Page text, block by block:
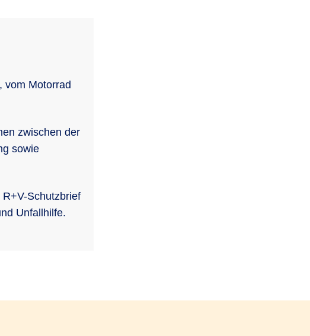
vom Motorrad
zwischen der
sowie
R+V-Schutzbrief
Unfallhilfe.